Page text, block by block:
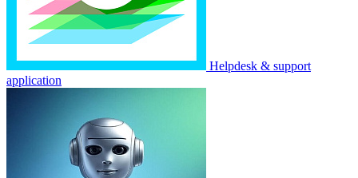
Helpdesk & support
application